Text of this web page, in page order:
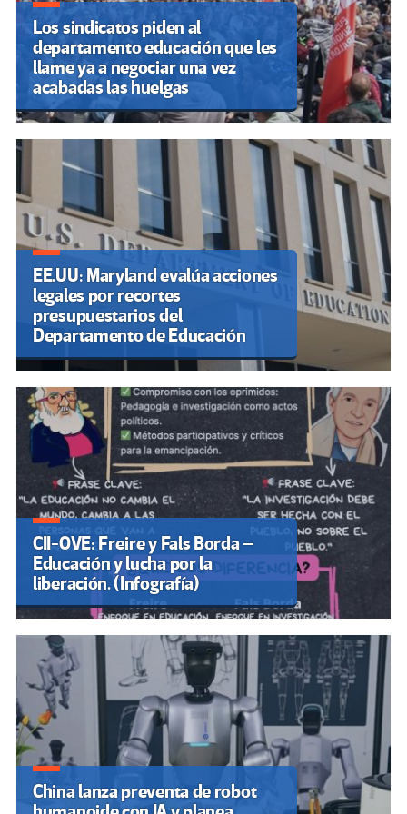
Los sindicatos piden al
departamento educación que les
llame ya a negociar una vez
acabadas las huelgas
EE.UU: Maryland evalúa acciones
legales por recortes
presupuestarios del
Departamento de Educación
CII-OVE: Freire y Fals Borda –
Educación y lucha por la
liberación. (Infografía)
China lanza preventa de robot